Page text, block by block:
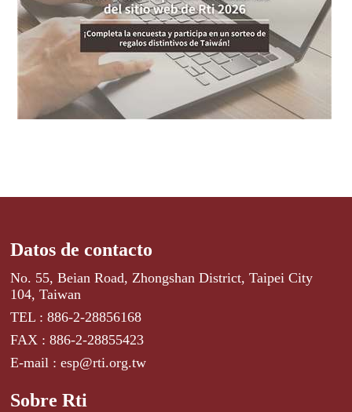
Datos de contacto
No. 55, Beian Road, Zhongshan District, Taipei City
104, Taiwan
TEL : 886-2-28856168
FAX : 886-2-28855423
E-mail : esp@rti.org.tw
Sobre Rti